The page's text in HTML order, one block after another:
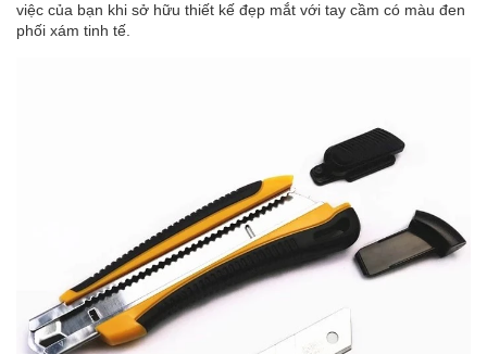
việc của bạn khi sở hữu thiết kế đẹp mắt với tay cầm có màu đen
phối xám tinh tế.